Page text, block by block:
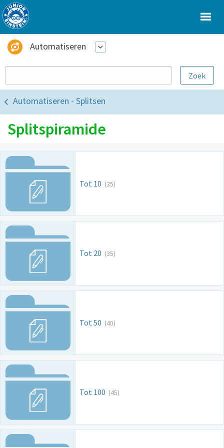
Automatiseren
Automatiseren - Splitsen
Splitspiramide
Tot 10 (35)
Tot 20 (35)
Tot 50 (40)
Tot 100 (45)